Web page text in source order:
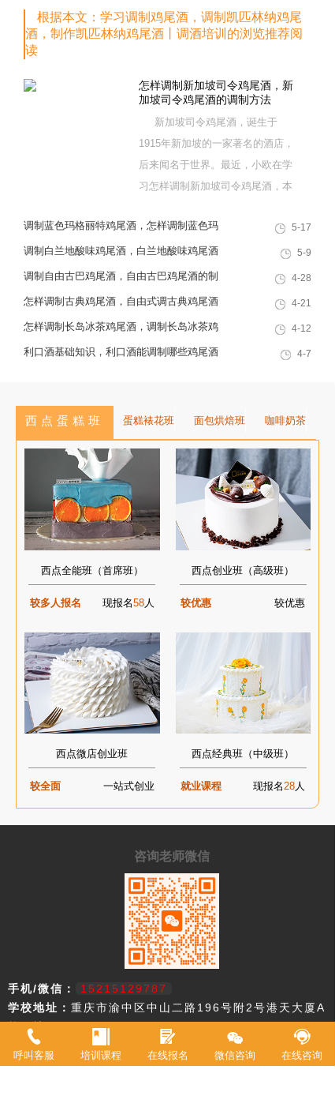
呼叫客服 培训课程 在线报名 微信咨询 在线咨询
根据本文：学习调制鸡尾酒，调制凯匹林纳鸡尾
酒，制作凯匹林纳鸡尾酒丨调酒培训的浏览推荐阅
读
怎样调制新加坡司令鸡尾酒，新
加坡司令鸡尾酒的调制方法
新加坡司令鸡尾酒，诞生于
1915年新加坡的一家著名的酒店，
后来闻名于世界。最近，小欧在学
习怎样调制新加坡司令鸡尾酒，本
制方法，请认真阅读全文吧。 新加
坡司令——诞生于新加坡的受全世
界喜爱的鸡尾酒 加入了白色利口酒
调制蓝色玛格丽特鸡尾酒，怎样调制蓝色玛
格丽特，蓝色玛格丽特鸡尾酒的调制方法
5-17
调制白兰地酸味鸡尾酒，白兰地酸味鸡尾酒
的调制方法，学调白兰地酸味鸡尾酒
5-9
调制自由古巴鸡尾酒，自由古巴鸡尾酒的制
作方法
4-28
怎样调制古典鸡尾酒，自由式调古典鸡尾酒 4-21
怎样调制长岛冰茶鸡尾酒，调制长岛冰茶鸡
尾酒的制作方法
4-12
利口酒基础知识，利口酒能调制哪些鸡尾酒 4-7
西点蛋糕班 蛋糕裱花班 面包烘焙班 咖啡奶茶
西点全能班（首席班）
较多人报名 现报名58人
西点创业班（高级班）
较优惠 较优惠
西点微店创业班
较全面 一站式创业
西点经典班（中级班）
就业课程 现报名28人
咨询老师微信
手机/微信：
15215129787
学校地址： 重庆市渝中区中山二路196号附2号港天大厦A
栋一楼
重庆市欧艺职业技能培训学校，18年来专注西点技术教育，近年来迅速